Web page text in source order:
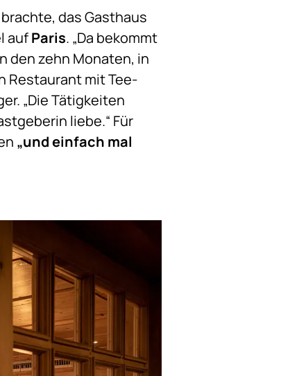
das Gasthaus
aufParis. „Da bekommt
den zehn Monaten, in
Restaurant mit Tee-
„Die Tätigkeiten
liebe.“ Für
„und einfach mal